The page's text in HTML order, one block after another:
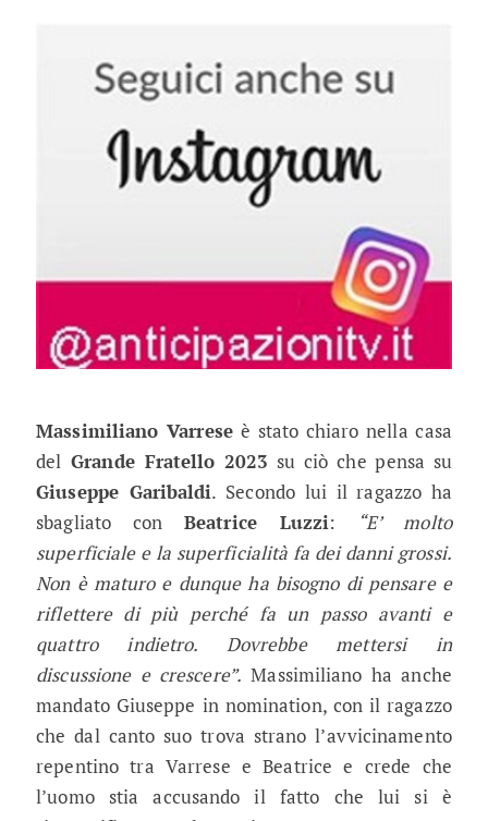
Massimiliano Varreseè stato chiaro nella casa
del Grande Fratello 2023 su ciò che pensa su
Giuseppe Garibaldi. Secondo lui il ragazzo ha
sbagliato conBeatrice Luzzi:
“E’ molto
superficiale e la superficialità fa dei danni grossi.
Non è maturo e dunque ha bisogno di pensare e
riflettere di più perché fa un passo avanti e
quattro indietro. Dovrebbe mettersi in
discussione e crescere”. Massimiliano ha anche
mandato Giuseppe in nomination, con il ragazzo
che dal canto suo trova strano l’avvicinamento
repentino tra Varrese e Beatrice e crede che
l’uomo stia accusando il fatto che lui si è